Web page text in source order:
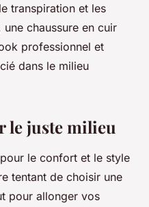
transpiration et les
chaussure en cuir
professionnel et
dans le milieu
le juste milieu
le confort et le style
tentant de choisir une
pour allonger vos